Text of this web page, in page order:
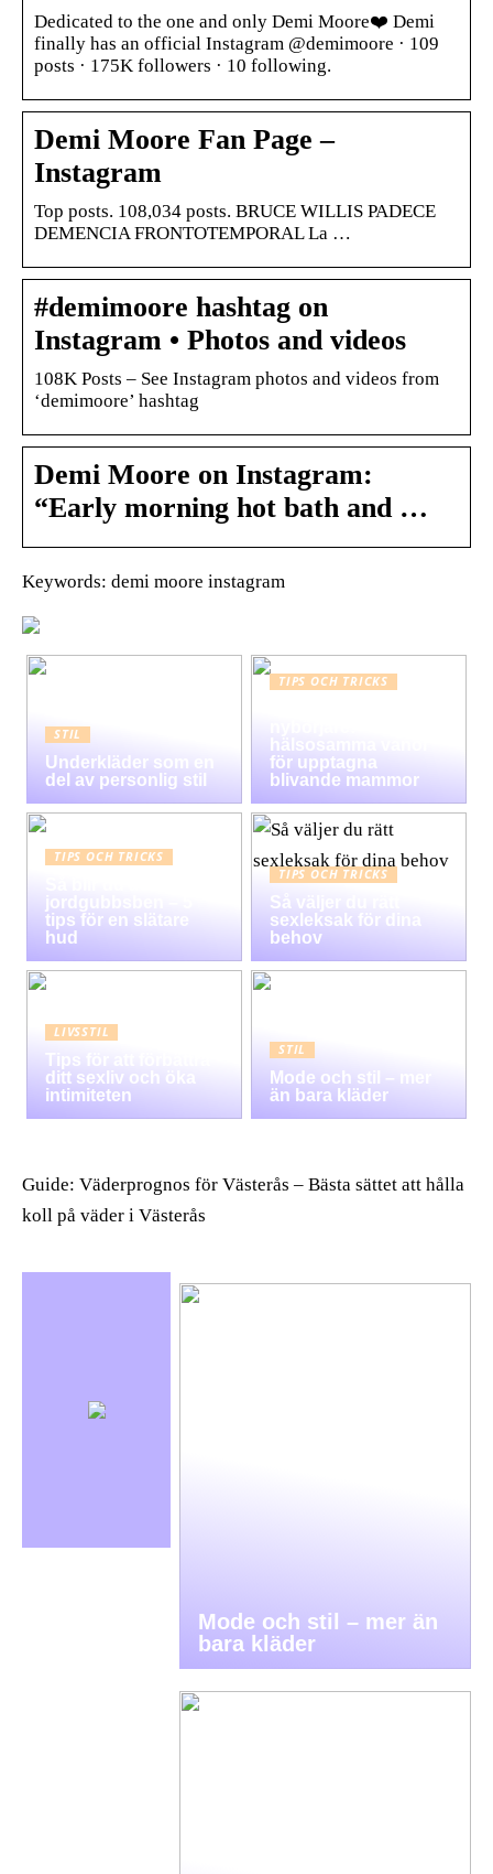
Dedicated to the one and only Demi Moore❤️ Demi
finally has an official Instagram @demimoore · 109
posts · 175K followers · 10 following.
Demi Moore Fan Page –
Instagram
Top posts. 108,034 posts. BRUCE WILLIS PADECE
DEMENCIA FRONTOTEMPORAL La …
#demimoore hashtag on
Instagram • Photos and videos
108K Posts – See Instagram photos and videos from
‘demimoore’ hashtag
Demi Moore on Instagram:
“Early morning hot bath and …
Keywords: demi moore instagram
STIL
Underkläder som en
del av personlig stil
TIPS OCH TRICKS
hälsosamma vanor
för upptagna
blivande mammor
TIPS OCH TRICKS
jordgubbsben – 5
tips för en slätare
hud
TIPS OCH TRICKS
Så väljer du rätt
sexleksak för dina
behov
LIVSSTIL
Tips för att förbättra
ditt sexliv och öka
intimiteten
STIL
Mode och stil – mer
än bara kläder
Guide: Väderprognos för Västerås – Bästa sättet att hålla
koll på väder i Västerås
Mode och stil – mer än
bara kläder